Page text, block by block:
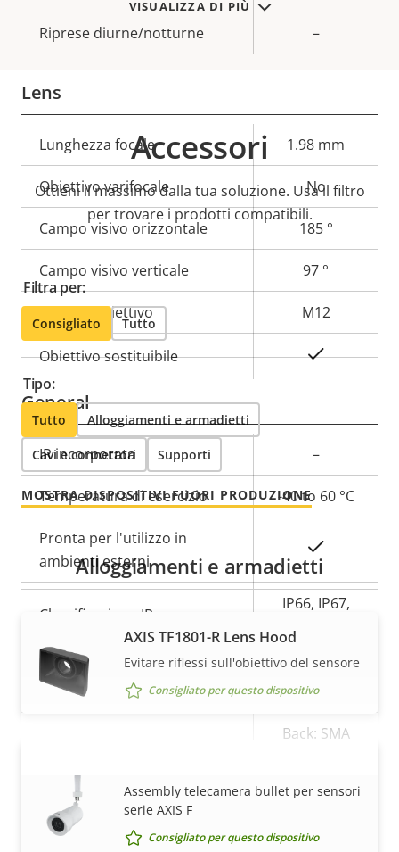
VISUALIZZA DI PIÙ
Riprese diurne/notturne –
Lens
Descrizione
della
proprietà
Valore
della
proprietà
Lunghezza focale 1.98 mm
Obiettivo varifocale No
Campo visivo orizzontale 185 °
Campo visivo verticale 97 °
Attacco obiettivo M12
Obiettivo sostituibile Sì
General
Descrizione
della
proprietà
Valore
della
proprietà
IR incorporata –
Temperatura di esercizio -40 to 60 °C
Pronta per l'utilizzo in
ambienti esterni
Classificazione IP
IP66, IP67,
IP69, IP6K9K
Classe di resistenza agli atti
vandalici
Ingresso cavo
Back: SMA
Progettato per la
riverniciatura
Accessori
Ottieni il massimo dalla tua soluzione. Usa il filtro
per trovare i prodotti compatibili.
Filtra per:
Consigliato Tutto
Tipo:
Tutto Alloggiamenti e armadietti
Cavi e connettori Supporti
MOSTRA DISPOSITIVI FUORI PRODUZIONE
VISUALIZZA DI PIÙ
Alloggiamenti e armadietti
AXIS TF1801-R Lens Hood
Evitare riflessi sull'obiettivo del sensore
Consigliato per questo dispositivo
Assembly telecamera bullet per sensori
serie AXIS F
Consigliato per questo dispositivo